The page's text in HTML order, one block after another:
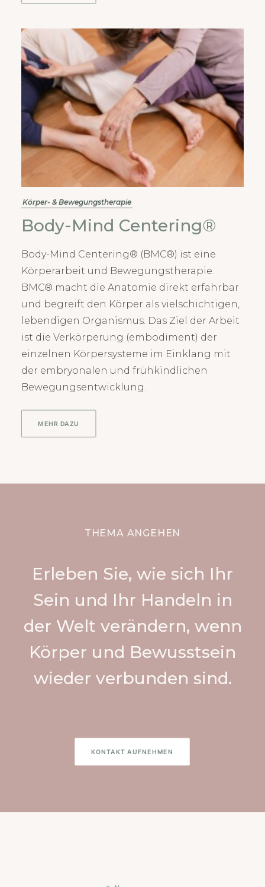
Körper- & Bewegungstherapie
Body-Mind Centering®
Body-Mind Centering® (BMC®) ist eine
Körperarbeit und Bewegungstherapie.
BMC® macht die Anatomie direkt erfahrbar
und begreift den Körper als vielschichtigen,
lebendigen Organismus. Das Ziel der Arbeit
ist die Verkörperung (embodiment) der
einzelnen Körpersysteme im Einklang mit
der embryonalen und frühkindlichen
Bewegungsentwicklung.
MEHR DAZU
THEMA ANGEHEN
Erleben Sie, wie sich Ihr
Sein und Ihr Handeln in
der Welt verändern, wenn
Körper und Bewusstsein
wieder verbunden sind.
KONTAKT AUFNEHMEN